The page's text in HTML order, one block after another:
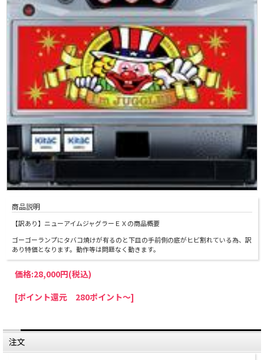
商品説明
【訳あり】ニューアイムジャグラーＥＸの商品概要
ゴーゴーランプにタバコ焼けが有るのと下皿の手前側の底がヒビ割れている為、訳
あり特価となります。動作等は問題なく動きます。
価格:28,000円(税込)
[ポイント還元 280ポイント～]
注文